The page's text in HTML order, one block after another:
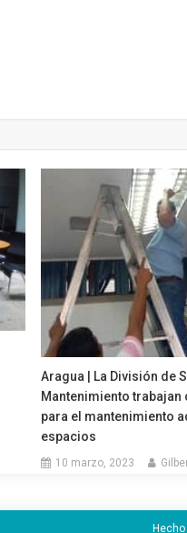
Aragua | La División de
Mantenimiento trabajan
para el mantenimiento
espacios
10 marzo, 2023